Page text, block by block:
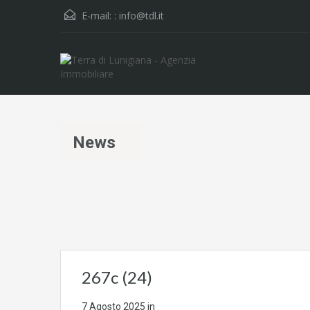
E-mail: : info@tdl.it
News
267c (24)
7 Agosto 2025 in